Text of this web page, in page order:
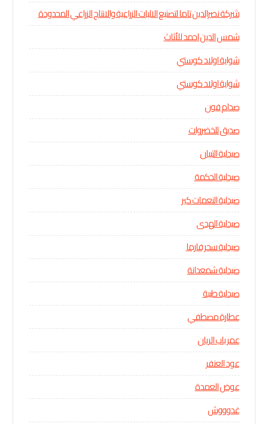
شركة نصرالدين تاما لتصنيع الاليات الزراعية والانتاج الزراعي المحدودة
شمس الدين احمد للأثاث
شواية اولاد كوستي
شواية اولاد كوستي
صدام فون
صديق للخضروات
صيدلية التبيان
صيدلية الحكمة
صيدلية النعمات كير
صيدلية الهدى
صيدلية سحر فارما
صيدلية شمعدانة
صيدلية طيبة
عطارة مصطفي
عمر باب الريان
عود العنفر
عوض العمدة
غدوووش